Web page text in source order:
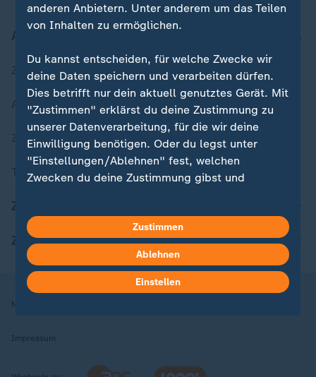
Zuletzt veröffentlicht
Aktuelle Sendungs-Videos
ZDFheute Stories
Themen im Überblick
ZDFheute Apps
Nutzungsbedingungen
Impressum
anderen Anbietern. Unter anderem um das Teilen
von Inhalten zu ermöglichen.
Du kannst entscheiden, für welche Zwecke wir
deine Daten speichern und verarbeiten dürfen.
Dies betrifft nur dein aktuell genutztes Gerät. Mit
"Zustimmen" erklärst du deine Zustimmung zu
unserer Datenverarbeitung, für die wir deine
Einwilligung benötigen. Oder du legst unter
"Einstellungen/Ablehnen" fest, welchen
Zwecken du deine Zustimmung gibst und
in deinen Einstellungen widerrufen oder ändern.
Hier findest du das Impressum.
Weitere Informationen findest du in unserer
Datenschutzerklärung.
Zustimmen
Ablehnen
Einstellen